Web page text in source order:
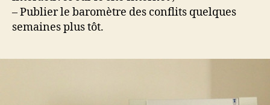
– Publier le baromètre des conflits quelques
semaines plus tôt.